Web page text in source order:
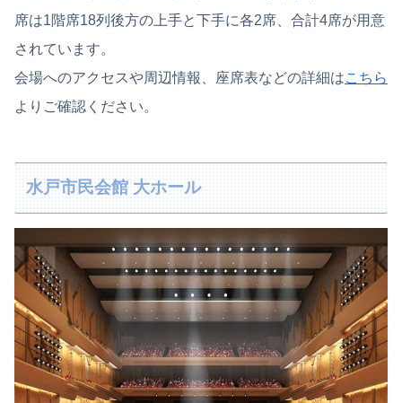
席は1階席18列後方の上手と下手に各2席、合計4席が用意
されています。
会場へのアクセスや周辺情報、座席表などの詳細はこちら
よりご確認ください。
水戸市民会館 大ホール